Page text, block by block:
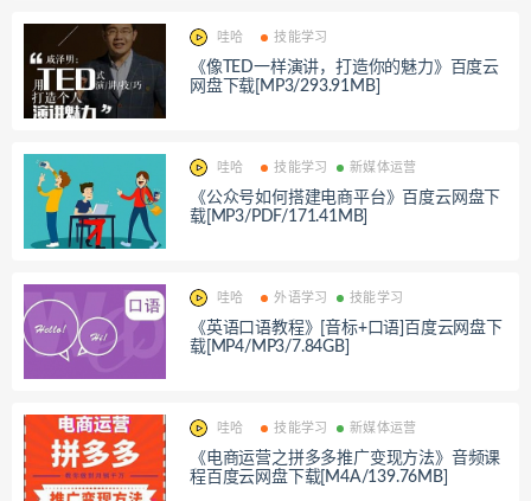
哇哈 技能学习
《像TED一样演讲，打造你的魅力》百度云
网盘下载[MP3/293.91MB]
哇哈 技能学习 新媒体运营
《公众号如何搭建电商平台》百度云网盘下
载[MP3/PDF/171.41MB]
哇哈 外语学习 技能学习
《英语口语教程》[音标+口语]百度云网盘下
载[MP4/MP3/7.84GB]
哇哈 技能学习 新媒体运营
《电商运营之拼多多推广变现方法》音频课
程百度云网盘下载[M4A/139.76MB]